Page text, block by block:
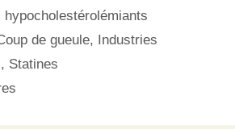
de gueule, Industries
, Statines